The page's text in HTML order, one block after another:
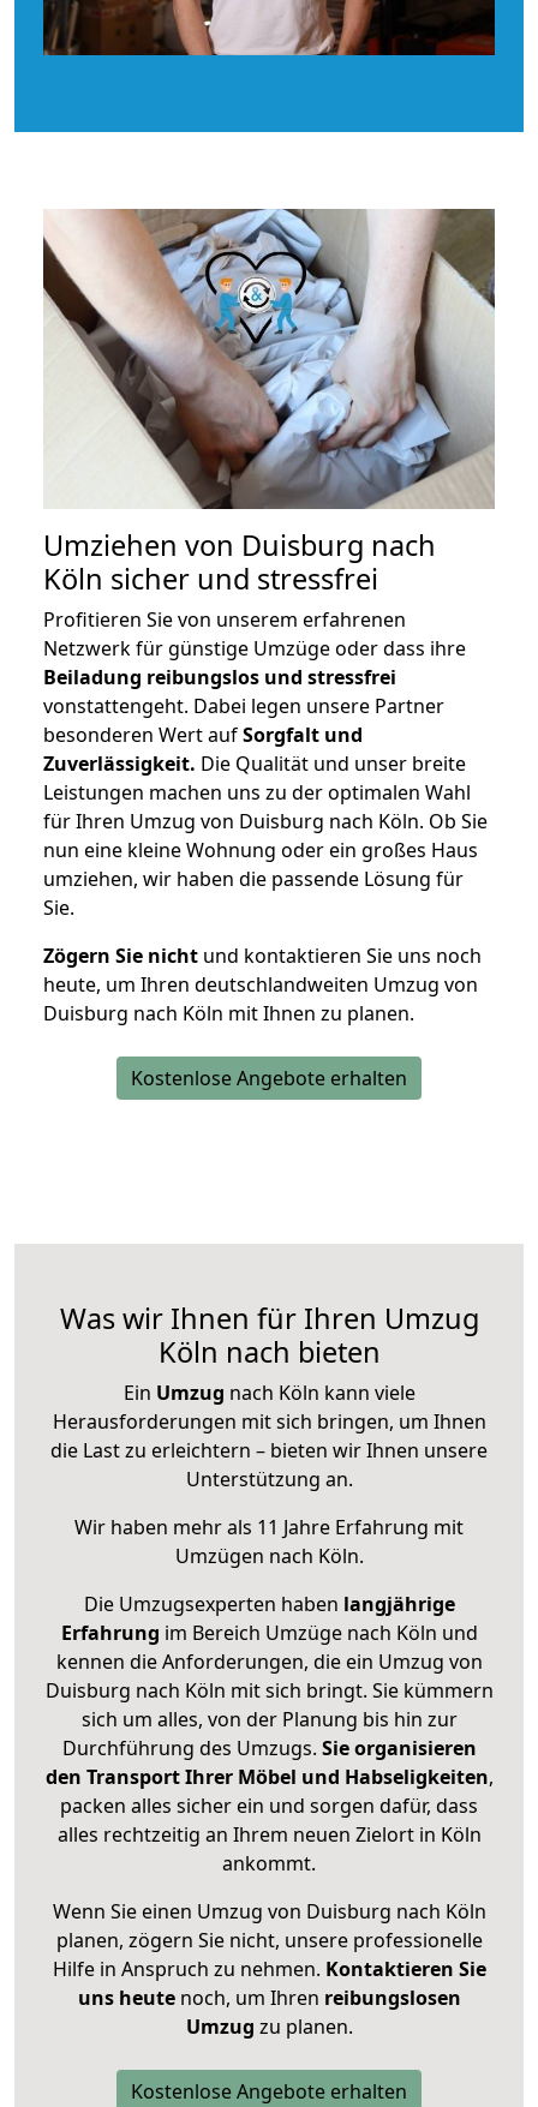
Umziehen von Duisburg nach
Köln sicher und stressfrei
Profitieren Sie von unserem erfahrenen
Netzwerk für günstige Umzüge oder dass ihre
Beiladung reibungslos und stressfrei
vonstattengeht. Dabei legen unsere Partner
besonderen Wert aufSorgfalt und
Zuverlässigkeit. Die Qualität und unser breite
Leistungen machen uns zu der optimalen Wahl
für Ihren Umzug von Duisburg nach Köln. Ob Sie
nun eine kleine Wohnung oder ein großes Haus
umziehen, wir haben die passende Lösung für
Sie.
Zögern Sie nicht und kontaktieren Sie uns noch
heute, um Ihren deutschlandweiten Umzug von
Duisburg nach Köln mit Ihnen zu planen.
Kostenlose Angebote erhalten
Was wir Ihnen für Ihren Umzug
Köln nach bieten
Ein Umzug nach Köln kann viele
Herausforderungen mit sich bringen, um Ihnen
die Last zu erleichtern – bieten wir Ihnen unsere
Unterstützung an.
Wir haben mehr als 11 Jahre Erfahrung mit
Umzügen nach Köln.
Die Umzugsexperten haben langjährige
Erfahrung im Bereich Umzüge nach Köln und
kennen die Anforderungen, die ein Umzug von
Duisburg nach Köln mit sich bringt. Sie kümmern
sich um alles, von der Planung bis hin zur
Durchführung des Umzugs. Sie organisieren
den Transport Ihrer Möbel und Habseligkeiten,
packen alles sicher ein und sorgen dafür, dass
alles rechtzeitig an Ihrem neuen Zielort in Köln
ankommt.
Wenn Sie einen Umzug von Duisburg nach Köln
planen, zögern Sie nicht, unsere professionelle
Hilfe in Anspruch zu nehmen. Kontaktieren Sie
uns heutenoch, um Ihren reibungslosen
Umzug zu planen.
Kostenlose Angebote erhalten